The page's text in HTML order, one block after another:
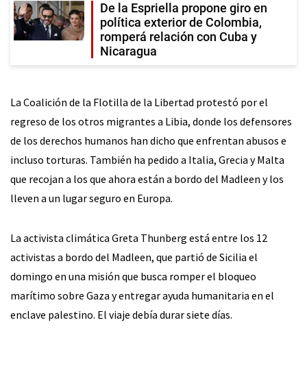
De la Espriella propone giro en
política exterior de Colombia,
romperá relación con Cuba y
Nicaragua
La Coalición de la Flotilla de la Libertad protestó por el
regreso de los otros migrantes a Libia, donde los defensores
de los derechos humanos han dicho que enfrentan abusos e
incluso torturas. También ha pedido a Italia, Grecia y Malta
que recojan a los que ahora están a bordo del Madleen y los
lleven a un lugar seguro en Europa.
La activista climática Greta Thunberg está entre los 12
activistas a bordo del Madleen, que partió de Sicilia el
domingo en una misión que busca romper el bloqueo
marítimo sobre Gaza y entregar ayuda humanitaria en el
enclave palestino. El viaje debía durar siete días.